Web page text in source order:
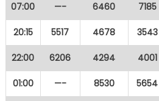
07:00 —- 6460 7185
20:15 5517 4678 3543
22:00 6206 4294 4001
01:00 —- 8530 5654